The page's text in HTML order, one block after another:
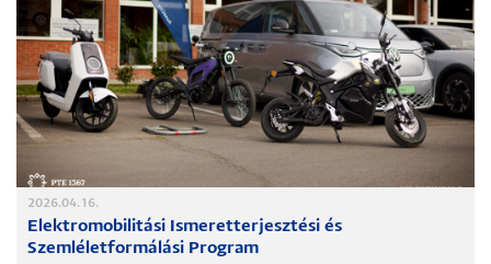
2026.04.16.
Elektromobilitási Ismeretterjesztési és
Szemléletformálási Program